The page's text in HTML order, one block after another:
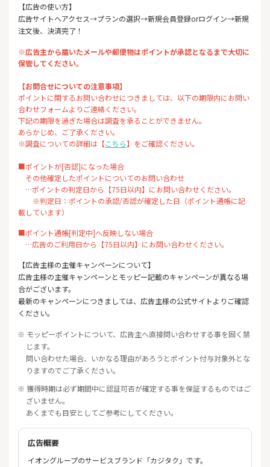
【広告の使い方】
広告サイトへアクセス→プランの選択→新規会員登録orログイン→新規
注文後、決済完了！
※広告主から届いたメールや郵便物はポイントが承認となるまで大切に
保管してください。
【お問合せについての注意事項】
ポイントに関するお問い合わせにつきましては、以下の期限内にお問い
合わせフォームよりご連絡ください。
下記の期限を過ぎた場合は調査を承ることができません。
あらかじめ、ご了承ください。
※調査についての詳細は【こちら】をご確認ください。
■ポイントが[否認]になった場合
その他確定したポイントについてのお問い合わせ
…ポイントの判定日から【75日以内】にお問い合わせください。
※判定日：ポイントの承認/否認が確定した日（ポイント通帳に記
載しています）
■ポイント通帳[判定中]へ反映しない場合
…広告のご利用日から【75日以内】にお問い合わせください。
【広告主様の主催キャンペーンについて】
広告主様の主催キャンペーンとモッピー記載のキャンペーンが異なる場
合がございます。
最新のキャンペーンにつきましては、広告主様の公式サイトよりご確認
ください。
※ モッピーポイントについて、広告主へ直接問い合わせする事を固く禁
じます。
問い合わせた場合、いかなる理由があろうとポイント付与対象外とな
りますのでご了承ください。
※ 獲得時期は必ず期間中に認証可否が確定する事を保証するものではご
ざいません。
あくまでも目安としてご参考にしてください。
広告概要
イオングループのサービスブランド「カジタク」です。